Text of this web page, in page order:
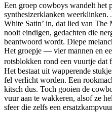
Een groep cowboys wandelt het
synthesizerklanken weerklinken.
White Satin’ in, dat lied van
nooit eindigen, gedachten die
beantwoord wordt. Diepe
Het groepje — vier mannen en
rotsblokken rond een vuurtje
Het bestaat uit wapperende
fel verlicht worden. Een
kitsch dus. Toch gooien de
vuur aan te wakkeren, alsof ze
sfeer die zelfs een